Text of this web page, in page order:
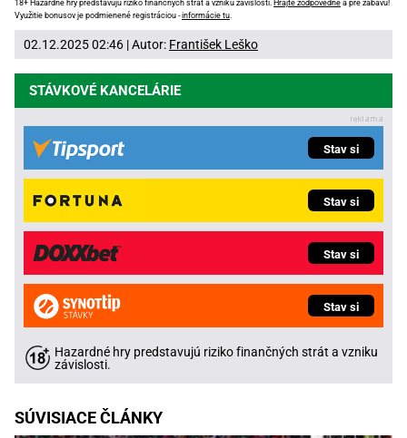
18+ Hazardné hry predstavujú riziko finančných strát a vzniku závislosti. Hrajte zodpovedne a pre zábavu!
Využitie bonusov je podmienené registráciou -informácie tu.
02.12.2025 02:46 | Autor: František Leško
STÁVKOVÉ KANCELÁRIE
Stav si
Stav si
Stav si
Stav si
Hazardné hry predstavujú riziko finančných strát a vzniku
závislosti.
SÚVISIACE ČLÁNKY